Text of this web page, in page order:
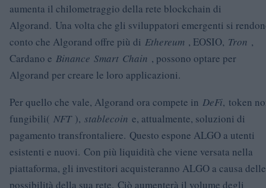
aumenta il chilometraggio della rete blockchain di
Algorand. Una volta che gli sviluppatori emergenti si
conto che Algorand offre più di Ethereum , EOSIO, Tron ,
Cardano e Binance Smart Chain , possono optare per
Algorand per creare le loro applicazioni.
Per quello che vale, Algorand ora compete in DeFi, token
fungibili( NFT), stablecoin e, attualmente, soluzioni di
pagamento transfrontaliere. Questo espone ALGO a utenti
esistenti e nuovi. Con più liquidità che viene versata nella
piattaforma, gli investitori acquisteranno ALGO a causa delle
possibilità della sua rete. Ciò aumenterà il volume degli